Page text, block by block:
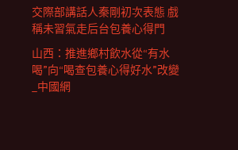
交際部講話人秦剛初次表態 戲
稱未習氣走后台包養心得門
山西：推進鄉村飲水從“有水
喝”向“喝查包養心得好水”改變
_中國網